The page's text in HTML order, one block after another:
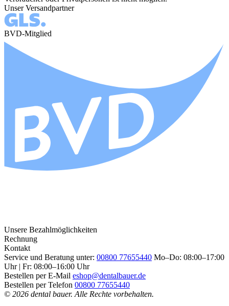
Unser Versandpartner
BVD-Mitglied
Unsere Bezahlmöglichkeiten
Rechnung
Kontakt
Service und Beratung unter: 00800 77655440 Mo–Do: 08:00–17:00
Uhr | Fr: 08:00–16:00 Uhr
Bestellen per E-Mail eshop@dentalbauer.de
Bestellen per Telefon 00800 77655440
© 2026 dental bauer. Alle Rechte vorbehalten.